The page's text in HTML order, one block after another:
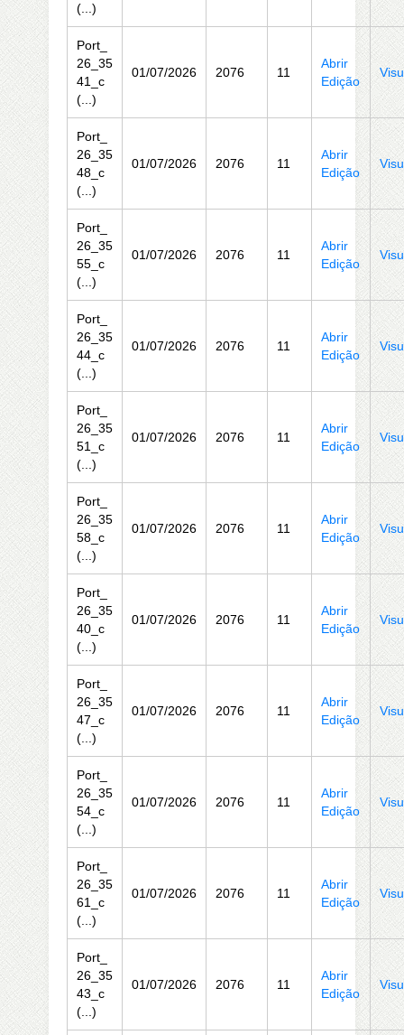
(...)
Port_
26_35
41_c
(...)
01/07/2026 2076 11
Abrir
Edição
Port_
26_35
48_c
(...)
01/07/2026 2076 11
Abrir
Edição
Port_
26_35
55_c
(...)
01/07/2026 2076 11
Abrir
Edição
Port_
26_35
44_c
(...)
01/07/2026 2076 11
Abrir
Edição
Port_
26_35
51_c
(...)
01/07/2026 2076 11
Abrir
Edição
Port_
26_35
58_c
(...)
01/07/2026 2076 11
Abrir
Edição
Port_
26_35
40_c
(...)
01/07/2026 2076 11
Abrir
Edição
Port_
26_35
47_c
(...)
01/07/2026 2076 11
Abrir
Edição
Port_
26_35
54_c
(...)
01/07/2026 2076 11
Abrir
Edição
Port_
26_35
61_c
(...)
01/07/2026 2076 11
Abrir
Edição
Port_
26_35
43_c
(...)
01/07/2026 2076 11
Abrir
Edição